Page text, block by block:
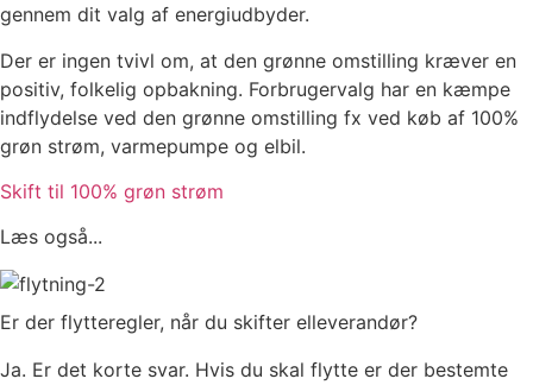
gennem dit valg af energiudbyder.
Der er ingen tvivl om, at den grønne omstilling kræver en
positiv, folkelig opbakning. Forbrugervalg har en kæmpe
indflydelse ved den grønne omstilling fx ved køb af 100%
grøn strøm, varmepumpe og elbil.
Skift til 100% grøn strøm
Læs også...
Er der flytteregler, når du skifter elleverandør?
Ja. Er det korte svar. Hvis du skal flytte er der bestemte